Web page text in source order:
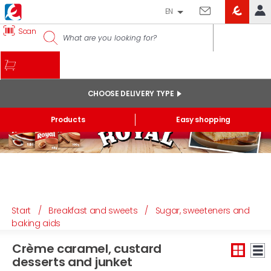
LOG IN
Online orders
My products purchased at the shop and online
Lists
EN
Scan
Products
CHOOSE DELIVERY TYPE
Easy shopping
Start / Breakfast and sweets /
Sugar, sweeteners and
baking aids
Crème caramel, custard
desserts and junket